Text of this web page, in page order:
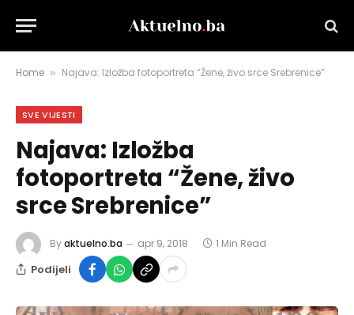
Home » Najava: Izložba fotoportreta “Žene, živo srce Srebrenice”
SVE VIJESTI
Najava: Izložba
fotoportreta “Žene, živo
srce Srebrenice”
Byaktuelno.ba apr 9, 2018 1 Min Read
Podijeli